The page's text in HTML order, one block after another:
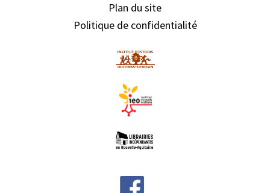
Plan du site
Politique de confidentialité